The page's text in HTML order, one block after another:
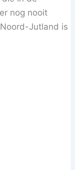
nog nooit
Jutland is